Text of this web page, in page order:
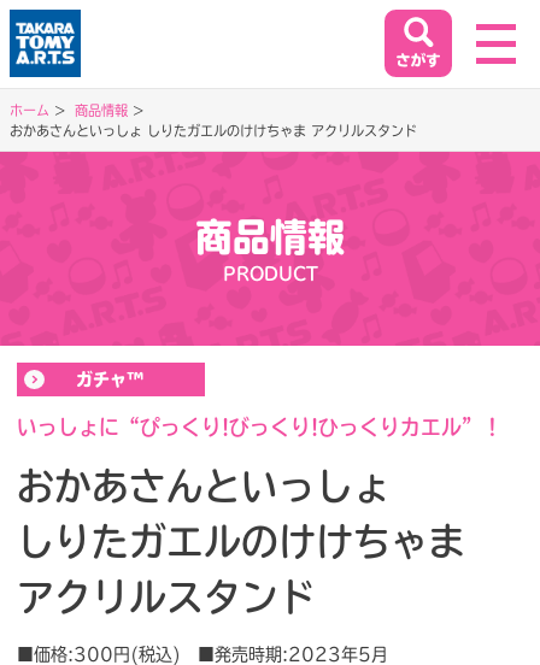
ホーム
イベント&キャンペーン
EVENT&CAMPAIGN
お客様相談室
会社情報
閉じる
ホーム
商品情報
おかあさんといっしょ しりたガエルのけけちゃま アクリルスタンド
商品情報
PRODUCT
ガチャ™
いっしょに“ぴっくり!びっくり!ひっくりカエル”！
おかあさんといっしょ
しりたガエルのけけちゃま
アクリルスタンド
■価格:300円(税込) ■発売時期:2023年5月